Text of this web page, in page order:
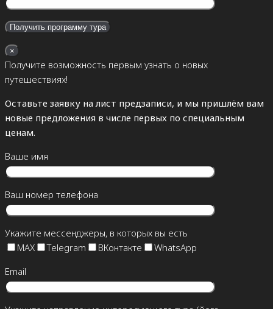
×
Получите возможность первым узнать о новых
путешествиях!
Оставьте заявку на лист предзаписи, и мы пришлём вам
новые предложения в числе первых по специальным
ценам.
Ваше имя
Ваш номер телефона
Укажите мессенджеры, в которых вы есть
MAX
Telegram ВКонтакте
WhatsApp
Email